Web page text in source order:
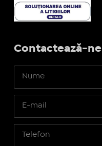
Contactează-ne